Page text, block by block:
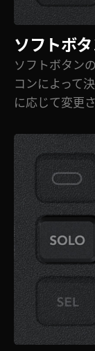
ソフトボ
ソフトボタン
コンによって
に応じて変更